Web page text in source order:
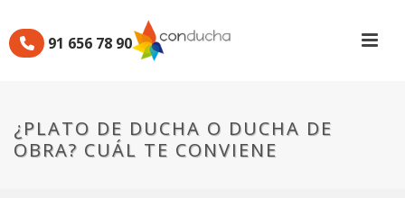
91 656 78 90
¿PLATO DE DUCHA O DUCHA DE
OBRA? CUÁL TE CONVIENE